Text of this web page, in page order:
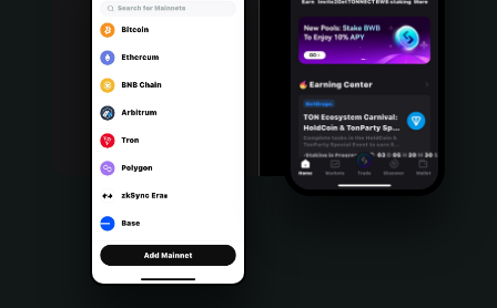
Português (Portugal)
Bahasa Indonesia
Português (Brasil)
Español (Argentina)